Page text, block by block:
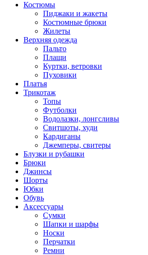
Костюмы
Пиджаки и жакеты
Костюмные брюки
Жилеты
Верхняя одежда
Пальто
Плащи
Куртки, ветровки
Пуховики
Платья
Трикотаж
Топы
Футболки
Водолазки, лонгсливы
Свитшоты, худи
Кардиганы
Джемперы, свитеры
Блузки и рубашки
Брюки
Джинсы
Шорты
Юбки
Обувь
Аксессуары
Сумки
Шапки и шарфы
Носки
Перчатки
Ремни